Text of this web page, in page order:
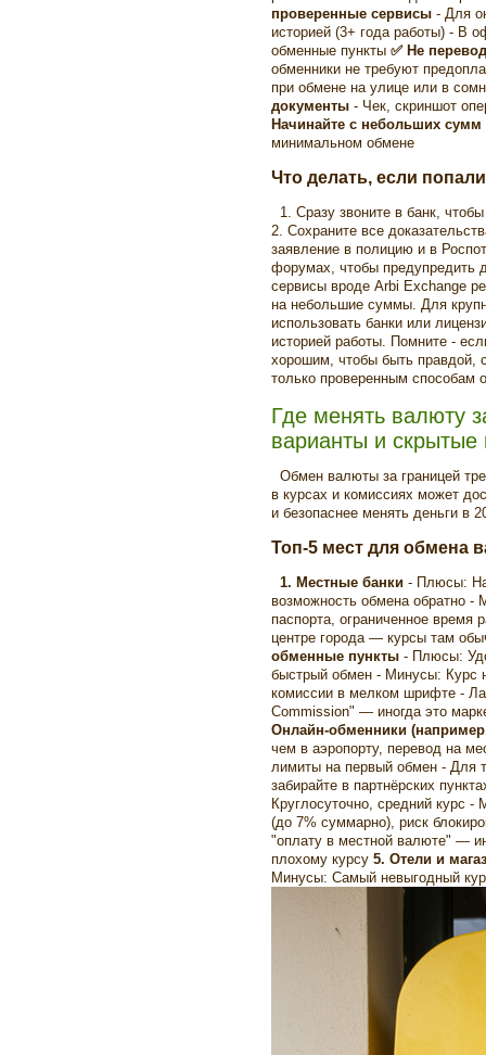
проверенные сервисы - Для
историей (3+ года работы) - В
обменные пункты ✅ Не
обменники не требуют
при обмене на улице или в
документы - Чек, скриншот
Начинайте с небольших сумм
минимальном обмене
Что делать, если
1. Сразу звоните в банк,
2. Сохраните все
заявление в полицию и в
форумах, чтобы предупредить
сервисы вроде Arbi Exchange
на небольшие суммы. Для
использовать банки или
историей работы. Помните -
хорошим, чтобы быть правдой,
только проверенным способам
Где менять валюту
варианты и скрытые
Обмен валюты за границей
в курсах и комиссиях может
и безопаснее менять деньги в
Топ-5 мест для обмена
1. Местные банки - Плюсы:
возможность обмена обратно -
паспорта, ограниченное время
центре города — курсы там
обменные пункты - Плюсы:
быстрый обмен - Минусы: Курс
комиссии в мелком шрифте -
Commission" — иногда это
Онлайн-обменники
чем в аэропорту, перевод на
лимиты на первый обмен - Для
забирайте в партнёрских
Круглосуточно, средний курс
(до 7% суммарно), риск
"оплату в местной валюте" —
плохому курсу 5. Отели и
Минусы: Самый невыгодный